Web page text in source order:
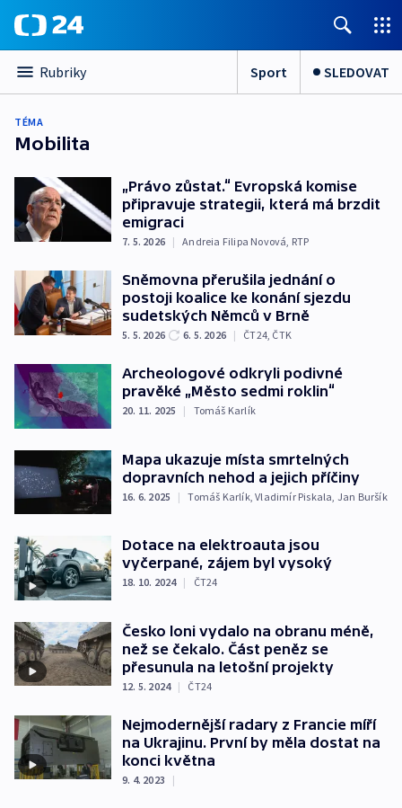
Rubriky Sport SLEDOVAT
TÉMA
Mobilita
„Právo zůstat.“ Evropská komise
připravuje strategii, která má brzdit
emigraci
7. 5. 2026 | Andreia Filipa Novová, RTP
Sněmovna přerušila jednání o
postoji koalice ke konání sjezdu
sudetských Němců v Brně
5. 5. 2026 6. 5. 2026 | ČT24, ČTK
Archeologové odkryli podivné
pravěké „Město sedmi roklin“
20. 11. 2025 | Tomáš Karlík
Mapa ukazuje místa smrtelných
dopravních nehod a jejich příčiny
16. 6. 2025 | Tomáš Karlík,Vladimír Piskala Jan Buršík
Dotace na elektroauta jsou
vyčerpané, zájem byl vysoký
18. 10. 2024 | ČT24
Česko loni vydalo na obranu méně,
než se čekalo. Část peněz se
přesunula na letošní projekty
12. 5. 2024 | ČT24
Nejmodernější radary z Francie míří
na Ukrajinu. První by měla dostat na
konci května
9. 4. 2023 |